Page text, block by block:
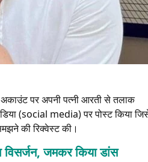
पर अपनी पत्नी आरती से तलाक
(social media) पर पोस्ट किया
की रिक्वेस्ट की।
विसर्जन, जमकर किया डांस